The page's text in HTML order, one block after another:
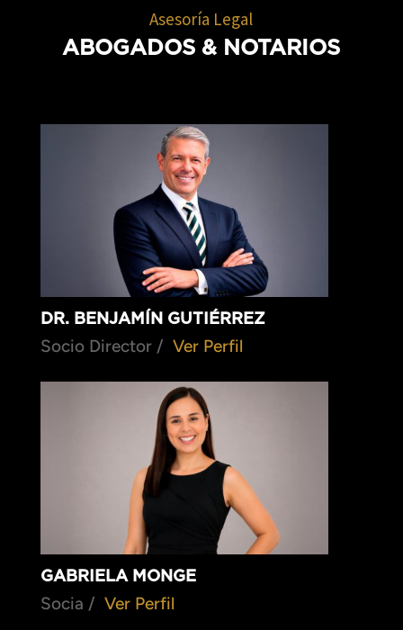
Asesoría Legal
ABOGADOS & NOTARIOS
DR. BENJAMÍN GUTIÉRREZ
Socio Director / Ver Perfil
GABRIELA MONGE
Socia / Ver Perfil